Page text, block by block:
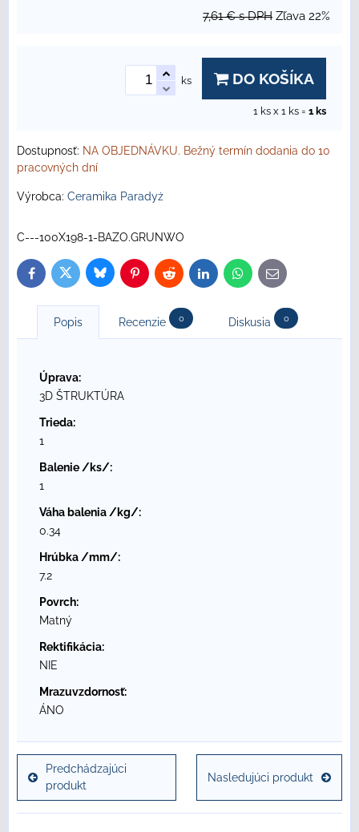
7,61 € s DPH Zľava 22%
ks DO KOŠÍKA
1 ks x 1 ks = 1ks
Dostupnosť: NA OBJEDNÁVKU. Bežný termín dodania do 10
pracovných dní
Výrobca: Ceramika Paradyż
C---100X198-1-BAZO.GRUNWO
FacebookTwitterBlueskyPinterestReddit LinkedInWhatsApp
E-
mail
Popis Recenzie 0 Diskusia 0
Úprava:
3D ŠTRUKTÚRA
Trieda:
1
Balenie /ks/:
1
Váha balenia /kg/:
0.34
Hrúbka /mm/:
7.2
Povrch:
Matný
Rektifikácia:
NIE
Mrazuvzdornosť:
ÁNO
Predchádzajúci
produkt
Nasledujúci produkt